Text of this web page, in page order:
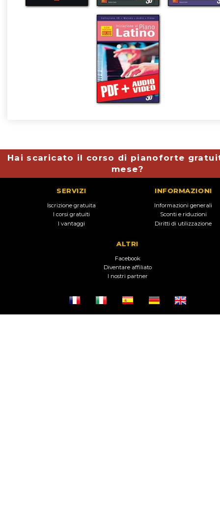
Hai scaricato il corso di pianoforte
mese?
SERVIZI
Iscrizione gratuita
I corsi gratuiti
I vantaggi
INFORMAZIONI
Informazioni generali
Sconti e riduzioni
Diritti di utilizzazione
ALTRI
Facebook
Diventare affiliato
I nostri partner